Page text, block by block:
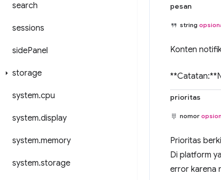
search
sessions
sidePanel
storage
system.cpu
system.display
system.memory
system.storage
pesan
string
Konten
prioritas
nomor
Prioritas
Di platform
error karena